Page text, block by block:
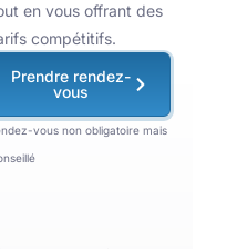
en vous offrant des
compétitifs.
Prendre rendez-
vous
vous non obligatoire mais